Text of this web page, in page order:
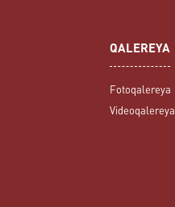
QALEREYA
Fotoqalereya
Videoqalereya